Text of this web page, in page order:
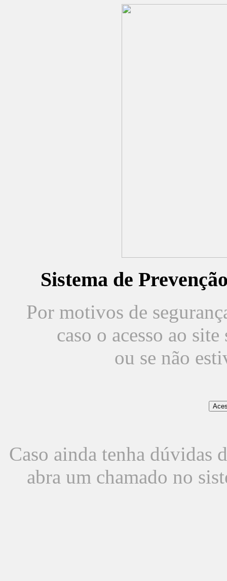
Sistema de
Por motivos de
caso o acesso ao
ou se não
Caso ainda tenha dúvidas
abra um chamado no